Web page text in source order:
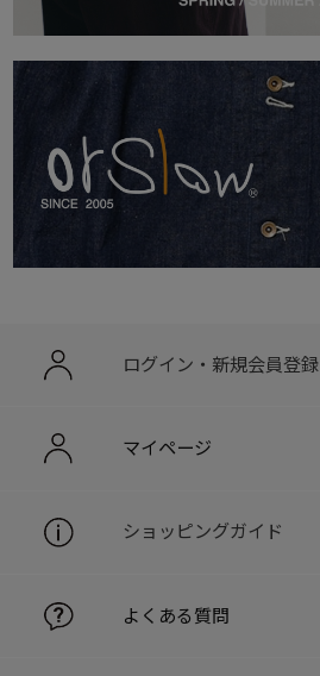
ログイン・新規会員登録
マイページ
ショッピングガイド
よくある質問